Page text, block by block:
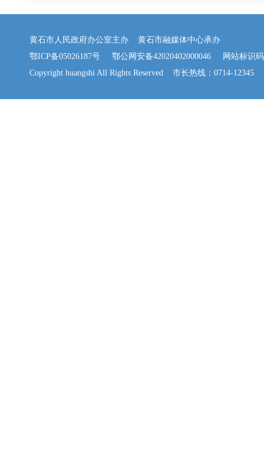
黄石市人民政府办公室主办 黄石市融媒体中心承办
鄂ICP备05026187号
鄂公网安备42020402000046 网站标识码
Copyright huangshi All Rights Reserved 市长热线：0714-12345